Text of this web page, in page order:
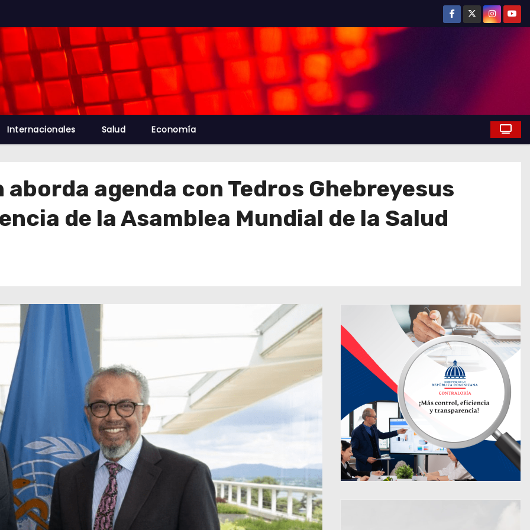
Internacionales Salud Economía
agenda con Tedros Ghebreyesus
de la Asamblea Mundial de la Salud